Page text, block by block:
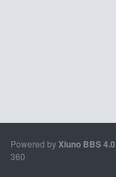
Powered byXiuno BBS
360